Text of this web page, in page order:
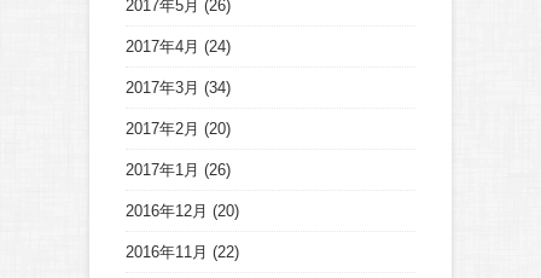
2017年5月 (26)
2017年4月 (24)
2017年3月 (34)
2017年2月 (20)
2017年1月 (26)
2016年12月 (20)
2016年11月 (22)